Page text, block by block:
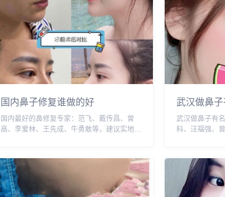
国内鼻子修复谁做的好
国内最好的鼻修复专家：范飞、戴传昌、曾
高、李爱林、王先成、牛勇敢等，建议实地面
和案例。...
武汉做鼻
武汉做鼻子有
科、汪福强、
询更多医生口